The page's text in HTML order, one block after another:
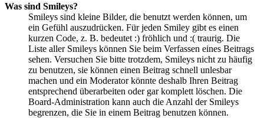
Was sind Smileys?
Smileys sind kleine Bilder, die benutzt werden können, um
ein Gefühl auszudrücken. Für jeden Smiley gibt es einen
kurzen Code, z. B. bedeutet :) fröhlich und :( traurig. Die
Liste aller Smileys können Sie beim Verfassen eines Beitrags
sehen. Versuchen Sie bitte trotzdem, Smileys nicht zu häufig
zu benutzen, sie können einen Beitrag schnell unlesbar
machen und ein Moderator könnte deshalb Ihren Beitrag
entsprechend überarbeiten oder gar komplett löschen. Die
Board-Administration kann auch die Anzahl der Smileys
begrenzen, die Sie in einem Beitrag benutzen können.